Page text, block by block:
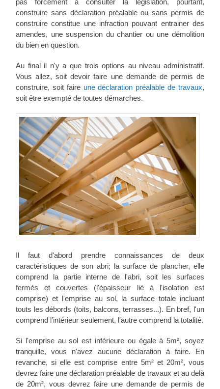
construire sans déclaration préalable ou sans permis de
construire constitue une infraction pouvant entrainer des
amendes, une suspension du chantier ou une démolition
du bien en question.
Au final il n'y a que trois options au niveau administratif.
Vous allez, soit devoir faire une demande de permis de
construire, soit faire une déclaration préalable de travaux,
soit être exempté de toutes démarches.
Il faut d'abord prendre connaissances de deux
caractéristiques de son abri; la surface de plancher, elle
comprend la partie interne de l'abri, soit les surfaces
fermés et couvertes (l'épaisseur lié à l'isolation est
comprise) et l'emprise au sol, la surface totale incluant
touts les débords (toits, balcons, terrasses...). En bref, l'un
comprend l’intérieur seulement, l'autre comprend la totalité.
Si l'emprise au sol est inférieure ou égale à 5m², soyez
tranquille, vous n'avez aucune déclaration à faire. En
revanche, si elle est comprise entre 5m² et 20m², vous
devrez faire une déclaration préalable de travaux et au delà
de 20m², vous devrez faire une demande de permis de